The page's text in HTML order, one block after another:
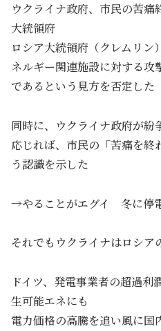
ウクライナ政府、市民の苦痛
大統領府
ロシア大統領府（クレムリン
ネルギー関連施設に対する攻
であるという見方を否定した
同時に、ウクライナ政府が紛
応じれば、市民の「苦痛を終
う認識を示した
→やることがエグイ 冬に停
それでもウクライナはロシア
ドイツ、発電事業者の超過
生可能エネにも
電力価格の高騰を追い風に国